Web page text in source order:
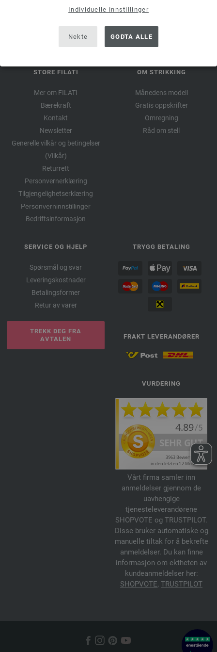
Individuelle innstillinger
Nekte GODTA ALLE
kunde og ordre.
STORE FILATI
Mer om FILATI
Bærekraft
Kontakt
Newsletter
Generelle vilkår og betingelser
(Vilkår)
Returrett
Personvernerklæring
Tilgjengelighetserklæring
Personverninnstillinger
Bedriftsinformasjon
OM STRIKKING
Månedens modell
Gratis oppskrifter
Omregning
Råd om stell
SERVICE OG HJELP
Spørsmål og svar
Leveringskostnader
Betalingsformer
Retur av varer
TREKK DEG FRA
AVTALEN
TRYGG BETALING
FRAKT LEVERANDØRER
VURDERING
Vårt firma samler inn
anmeldelser gjennom de
uavhengige
tjenesteleverandørene
SHOPVOTE og TRUSTPILOT.
Disse bruker automatiske og
manuelle tiltak for å bekrefte
anmeldelser. Du kan finne
informasjon om ektheten av
kundeanmeldelser her:
SHOPVOTE, TRUSTPILOT